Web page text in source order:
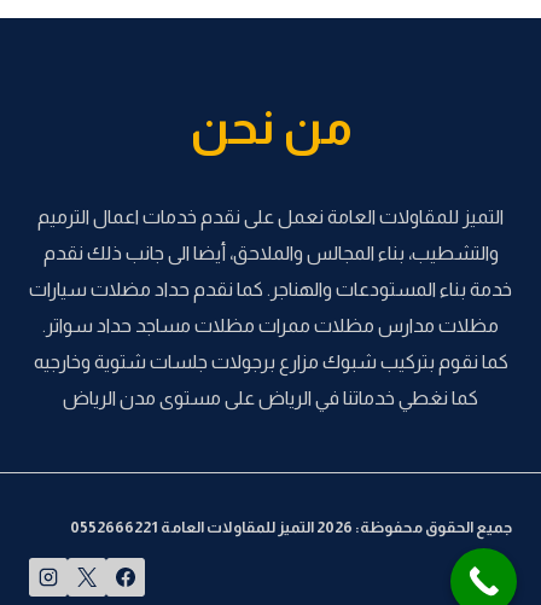
من نحن
التميز للمقاولات العامة نعمل على نقدم خدمات اعمال الترميم
والتشطيب، بناء المجالس والملاحق، أيضا الى جانب ذلك نقدم
خدمة بناء المستودعات والهناجر. كما نقدم حداد مضلات سيارات
مظلات مدارس مظلات ممرات مظلات مساجد حداد سواتر.
كما نقوم بتركيب شبوك مزارع برجولات جلسات شتوية وخارجيه
كما نغطي خدماتنا في الرياض على مستوى مدن الرياض
جميع الحقوق محفوظة: 2026 التميز للمقاولات العامة 0552666221